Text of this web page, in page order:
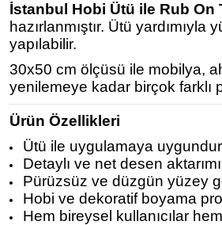
İstanbul Hobi Ütü ile Rub On
hazırlanmıştır. Ütü
yapılabilir.
30x50 cm ölçüsü ile mobilya,
yenilemeye kadar birçok farklı
Ürün Özellikleri
Ütü ile uygulamaya uygundur
Detaylı ve net desen
Pürüzsüz ve düzgün yüzey
Hobi ve dekoratif boyama
Hem bireysel kullanıcılar